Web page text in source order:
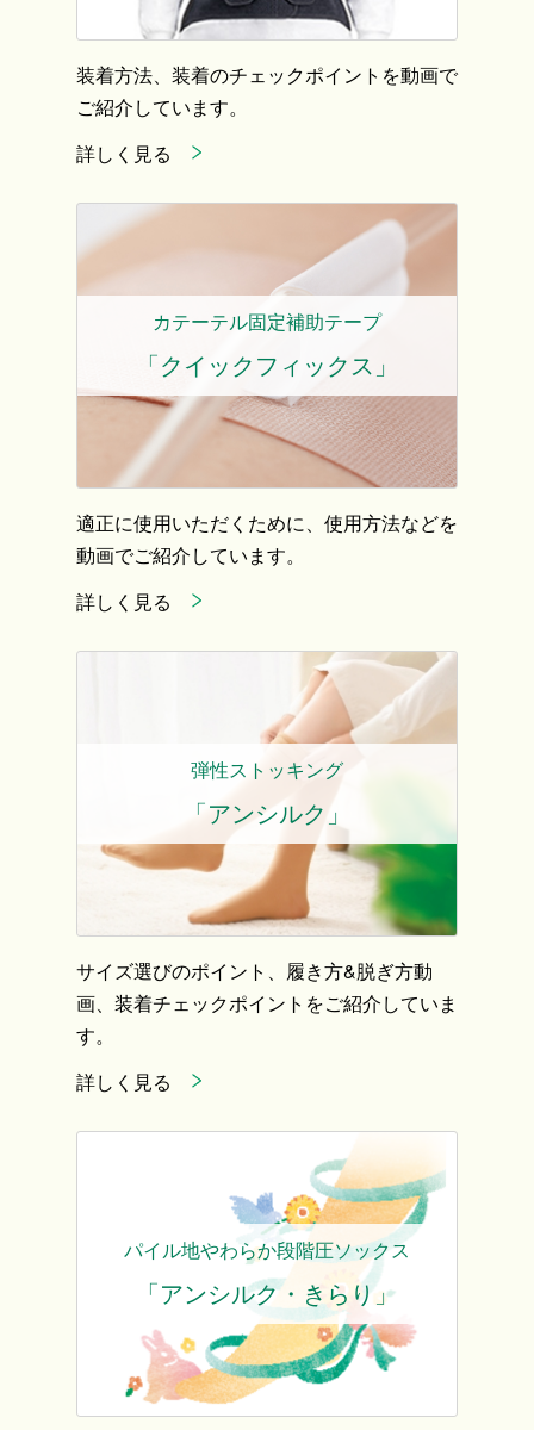
装着方法、装着のチェックポイントを動画で
ご紹介しています。
詳しく見る
カテーテル固定補助テープ
「クイックフィックス」
適正に使用いただくために、使用方法などを
動画でご紹介しています。
詳しく見る
弾性ストッキング
「アンシルク」
サイズ選びのポイント、履き方&脱ぎ方動
画、装着チェックポイントをご紹介していま
す。
詳しく見る
パイル地やわらか段階圧ソックス
「アンシルク・きらり」